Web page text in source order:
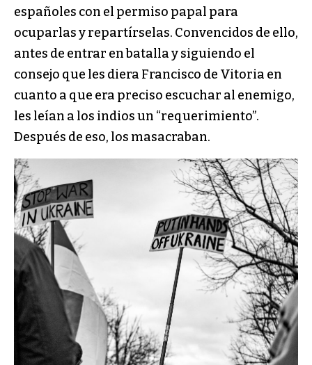
españoles con el permiso papal para
ocuparlas y repartírselas. Convencidos de ello,
antes de entrar en batalla y siguiendo el
consejo que les diera Francisco de Vitoria en
cuanto a que era preciso escuchar al enemigo,
les leían a los indios un “requerimiento”.
Después de eso, los masacraban.